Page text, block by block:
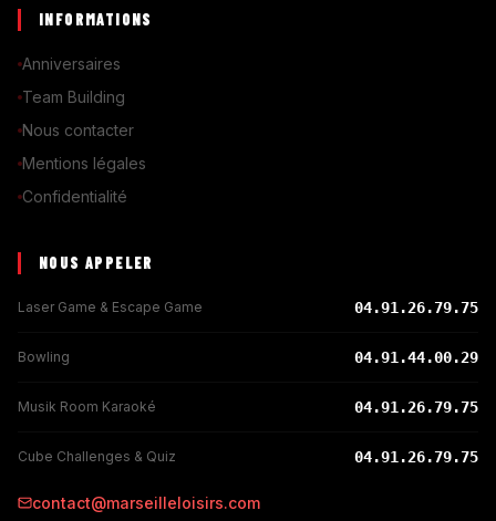
INFORMATIONS
Anniversaires
Team Building
Nous contacter
Mentions légales
Confidentialité
NOUS APPELER
Laser Game & Escape Game 04.91.26.79.75
Bowling 04.91.44.00.29
Musik Room Karaoké 04.91.26.79.75
Cube Challenges & Quiz 04.91.26.79.75
contact@marseilleloisirs.com